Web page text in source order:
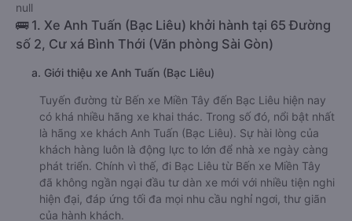
null
🚌 1. Xe Anh Tuấn (Bạc Liêu) khởi hành tại 65 Đường
số 2, Cư xá Bình Thới (Văn phòng Sài Gòn)
a. Giới thiệu xe Anh Tuấn (Bạc Liêu)
Tuyến đường từ Bến xe Miền Tây đến Bạc Liêu hiện nay
có khá nhiều hãng xe khai thác. Trong số đó, nổi bật nhất
là hãng xe khách Anh Tuấn (Bạc Liêu). Sự hài lòng của
khách hàng luôn là động lực to lớn để nhà xe ngày càng
phát triển. Chính vì thế, đi Bạc Liêu từ Bến xe Miền Tây
đã không ngần ngại đầu tư dàn xe mới với nhiều tiện nghi
hiện đại, đáp ứng tối đa mọi nhu cầu nghỉ ngơi, thư giãn
của hành khách.